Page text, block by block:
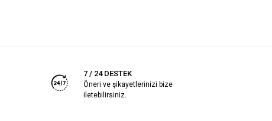
7 / 24 DESTEK
Öneri ve şikayetlerinizi bize
iletebilirsiniz.